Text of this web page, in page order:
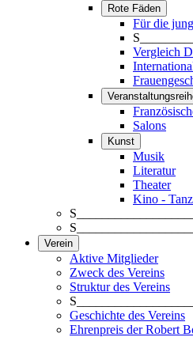
Rote Fäden
Für die
Vergleich
Salons
Kunst
Musik
Literatur
Theater
Kino -
Verein
Aktive Mitglieder
Zweck des Vereins
Struktur des Vereins
Geschichte des Vereins
Ehrenpreis der Robert